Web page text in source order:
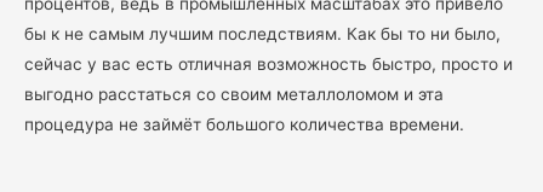
бы к не самым лучшим последствиям. Как бы то ни было,
сейчас у вас есть отличная возможность быстро, просто и
выгодно расстаться со своим металлоломом и эта
процедура не займёт большого количества времени.